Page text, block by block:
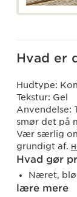
Hvad er
Hudtype:
Tekstur: Gel
Anvendelse:
smør det på
Vær særlig
grundigt af.
Hvad gør
Næret,
lære mere